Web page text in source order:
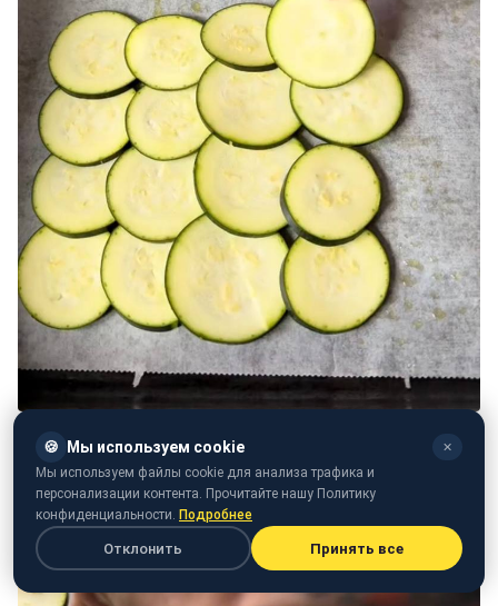
🍪 Мы используем cookie ✕
Мы используем файлы cookie для анализа трафика и
персонализации контента. Прочитайте нашу Политику
конфиденциальности. Подробнее
Отклонить Принять все